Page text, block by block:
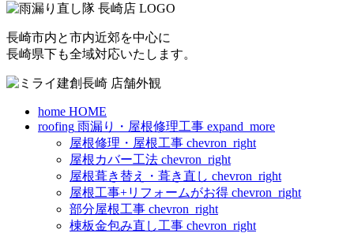
長崎市内と市内近郊を中心に
長崎県下も全域対応いたします。
home HOME
roofing 雨漏り・屋根修理工事 expand_more
屋根修理・屋根工事 chevron_right
屋根カバー工法 chevron_right
屋根葺き替え・葺き直し chevron_right
屋根工事+リフォームがお得 chevron_right
部分屋根工事 chevron_right
棟板金包み直し工事 chevron_right